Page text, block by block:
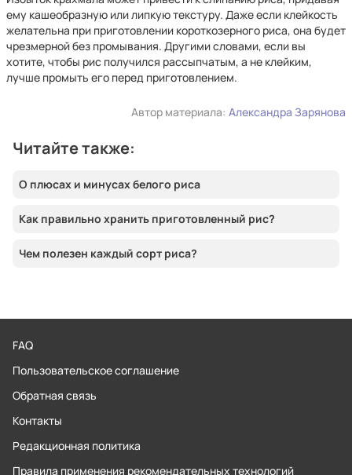
ему кашеобразную или липкую текстуру. Даже если клейкость
желательна при приготовлении короткозерного риса, она будет
чрезмерной без промывания. Другими словами, если вы
хотите, чтобы рис получился рассыпчатым, а не клейким,
лучше промыть его перед приготовлением.
Автор материала: Александра Зарянова
Читайте также:
О плюсах и минусах белого риса
Как правильно хранить приготовленный рис?
Чем полезен каждый сорт риса?
FAQ
Пользовательское соглашение
Обратная связь
Контакты
Редакционная политика
Правила применения рекомендательных технологий